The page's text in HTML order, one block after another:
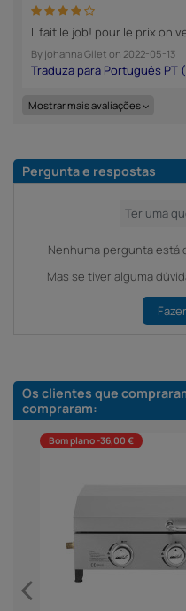
Il fait le job! pour le prix on
By johanna Gilet on 2022-05-13
Mostrar mais avaliações
Pergunta e respostas
Nenhuma pergunta
Mas se tiver alguma
Os clientes que
compraram:
Bom plano -36,00 €